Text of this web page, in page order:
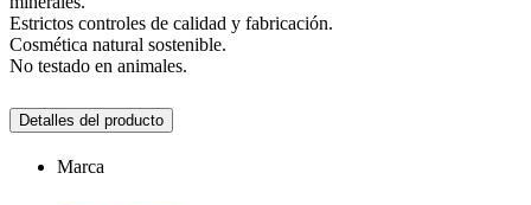
Estrictos controles de calidad y fabricación.
Cosmética natural sostenible.
No testado en animales.
Detalles del producto
Marca